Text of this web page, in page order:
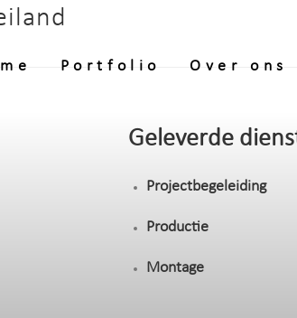
Portfolio Over ons
Geleverde
Projectbegeleiding
Productie
Montage